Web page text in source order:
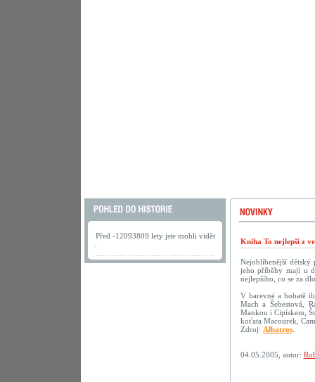
Před -12093809 lety jste mohli vidět
Kniha To nejlepší z
Nejoblíbenější dětský
jeho příběhy mají u
nejlepšího, co se za
V barevné a bohatě
Mach a Šebestová,
Mankou i Cipískem,
koťata Macourek,
Zdroj: Albatros.
04.05.2005, autor: